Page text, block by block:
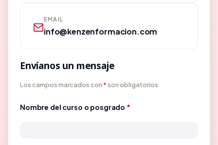
EMAIL
info@kenzenformacion.com
Envíanos un mensaje
Los campos marcados con *son obligatorios
Nombre del curso o posgrado *